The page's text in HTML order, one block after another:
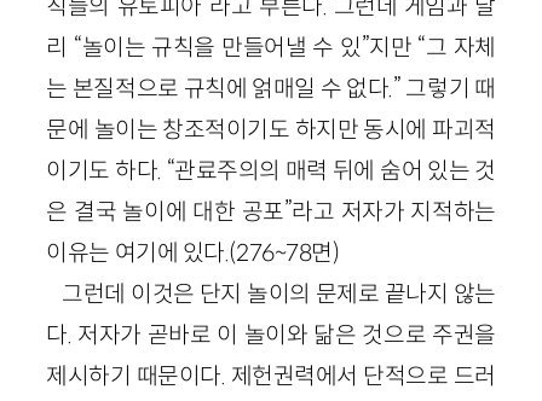
칙들의 유토피아”라고 부른다. 그런데 게임과 달
리 “놀이는 규칙을 만들어낼 수 있”지만 “그 자체
는 본질적으로 규칙에 얽매일 수 없다.” 그렇기 때
문에 놀이는 창조적이기도 하지만 동시에 파괴적
이기도 하다. “관료주의의 매력 뒤에 숨어 있는 것
은 결국 놀이에 대한 공포”라고 저자가 지적하는
이유는 여기에 있다.(276~78면)
그런데 이것은 단지 놀이의 문제로 끝나지 않는
다. 저자가 곧바로 이 놀이와 닮은 것으로 주권을
제시하기 때문이다. 제헌권력에서 단적으로 드러